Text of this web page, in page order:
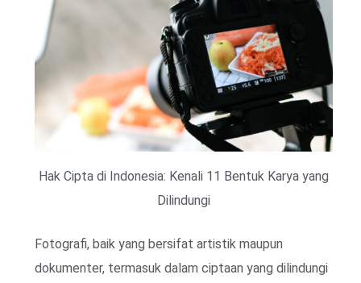
Hak Cipta di Indonesia: Kenali 11 Bentuk Karya yang
Dilindungi
Fotografi, baik yang bersifat artistik maupun
dokumenter, termasuk dalam ciptaan yang dilindungi